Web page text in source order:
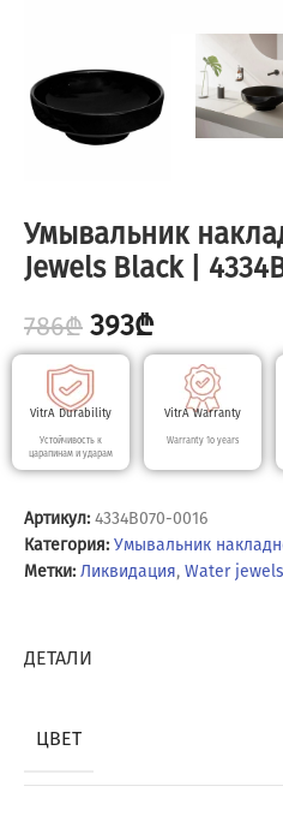
Умывальник
Jewels Black |
786₾ 393₾
VitrA Durability
Устойчивость к
царапинам и ударам
VitrA Warranty
Warranty 10 years
Артикул: 4334B070-0016
Категория: Умывальник
Метки: Ликвидация, Water jewels
ДЕТАЛИ
ЦВЕТ